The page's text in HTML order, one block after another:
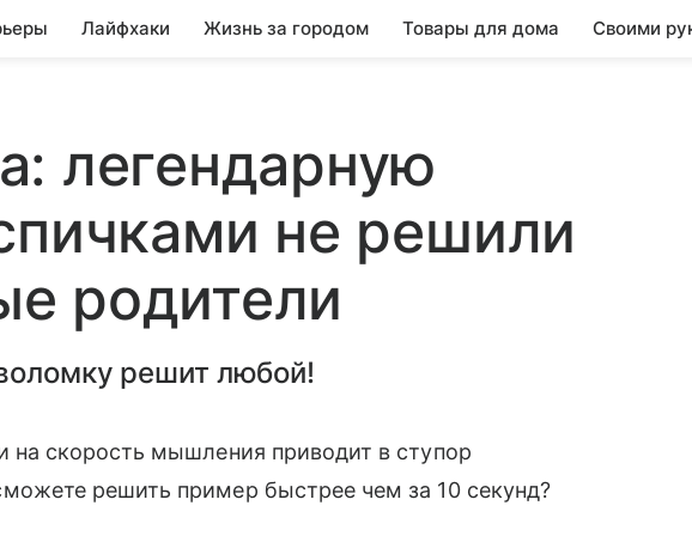
Лайфхаки Жизнь за городом Товары для дома Своими
легендарную
не решили
родители
решит любой!
на скорость мышления приводит в ступор
решить пример быстрее чем за 10 секунд?